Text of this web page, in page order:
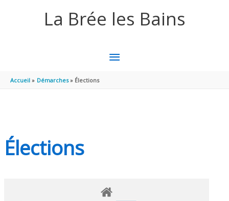
La Brée les Bains
MENU
Accueil Démarches Élections
Élections